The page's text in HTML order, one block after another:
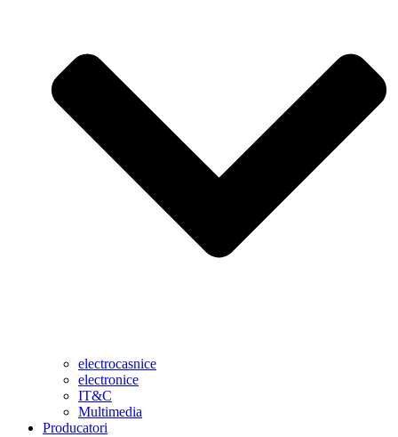
electrocasnice
electronice
IT&C
Multimedia
Producatori